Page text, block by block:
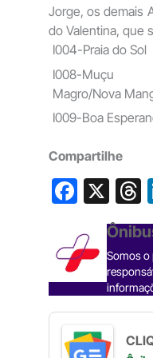
Jorge, os demais
do Valentina, que
I004-Praia do Sol
I008-Muçu
Magro/Nova
I009-Boa
Compartilhe
F
c
e
b
o
o
X
s
Somos o